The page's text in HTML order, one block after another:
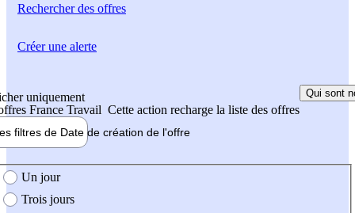
Rechercherdes offres
uniquement
France Travail Cette action recharge la liste des offres
Qui sont
filtres de Date de création de l'offre
création de l'offre
Un jour
Trois jours
Créer une alerte